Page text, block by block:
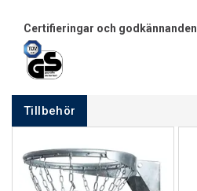
Certifieringar och godkännanden
Tillbehör